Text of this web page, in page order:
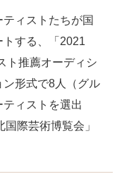
ィストたちが国
する、「2021
ト推薦オーディシ
ン形式で8人（グル
ィストを選出
際芸術博覧会」